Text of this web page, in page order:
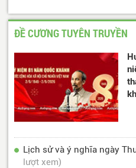
ĐỀ CƯƠNG TUYÊN TRUYỀN
Lịch sử và ý nghĩa ngày
lượt xem)